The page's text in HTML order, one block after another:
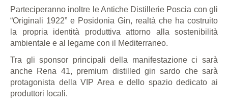
Parteciperanno inoltre le Antiche Distillerie Poscia con gli
“Originali 1922” e Posidonia Gin, realtà che ha costruito
la propria identità produttiva attorno alla sostenibilità
ambientale e al legame con il Mediterraneo.
Tra gli sponsor principali della manifestazione ci sarà
anche Rena 41, premium distilled gin sardo che sarà
protagonista della VIP Area e dello spazio dedicato ai
produttori locali.